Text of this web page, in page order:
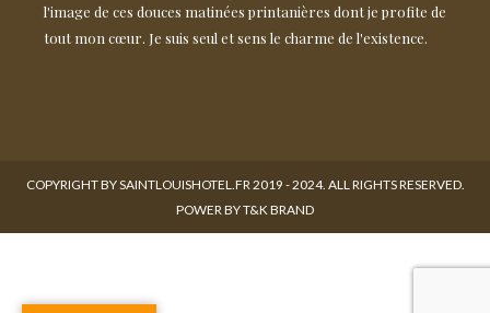
l'image de ces douces matinées printanières dont je profite de
tout mon cœur. Je suis seul et sens le charme de l'existence.
COPYRIGHT BY SAINTLOUISHOTEL.FR 2019 - 2024. ALL RIGHTS RESERVED.
POWER BY T&K BRAND